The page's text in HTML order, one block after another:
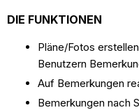
DIE FUNKTIONEN
Pläne/Fotos
Benutzern
Auf Bemerkungen
Bemerkungen nach